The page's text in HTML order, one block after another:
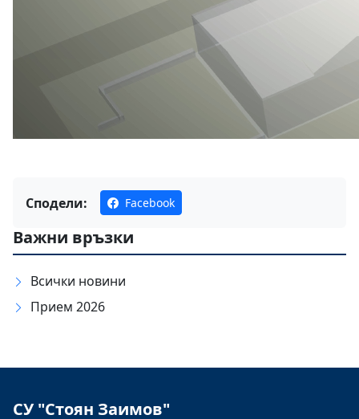
Сподели: Facebook
Важни връзки
Всички новини
Прием 2026
СУ "Стоян Заимов"